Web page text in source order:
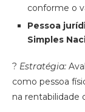
conforme o
Pessoa
Simples
? Estratégia:
como pessoa
na rentabilidade